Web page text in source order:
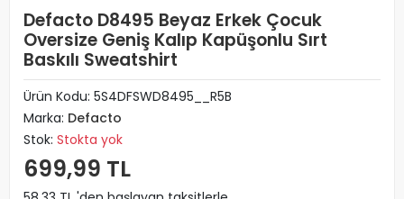
Defacto D8495 Beyaz Erkek Çocuk
Oversize Geniş Kalıp Kapüşonlu Sırt
Baskılı Sweatshirt
Ürün Kodu: 5S4DFSWD8495__R5B
Marka: Defacto
Stok: Stokta yok
699,99 TL